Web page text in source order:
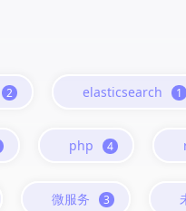
2 elasticsearch 1
php 4
微服务 3